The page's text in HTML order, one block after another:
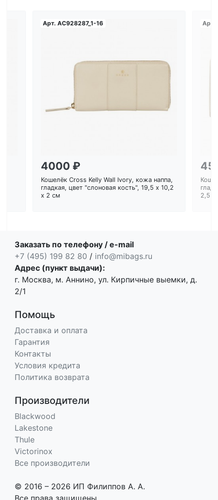
Арт. AC928287_1-16
4000 ₽
Кошелёк Cross Kelly Wall Ivory, кожа наппа,
гладкая, цвет "слоновая кость", 19,5 x 10,2
x 2 см
Арт.
2,5
Заказать по телефону / e-mail
+7 (495) 199 82 80 / info@mibags.ru
Адрес (пункт выдачи):
г. Москва, м. Аннино, ул. Кирпичные выемки, д.
2/1
Помощь
Доставка и оплата
Гарантия
Контакты
Условия кредита
Политика возврата
Производители
Blackwood
Lakestone
Thule
Victorinox
Все производители
© 2016 – 2026 ИП Филиппов А. А.
Все права защищены.